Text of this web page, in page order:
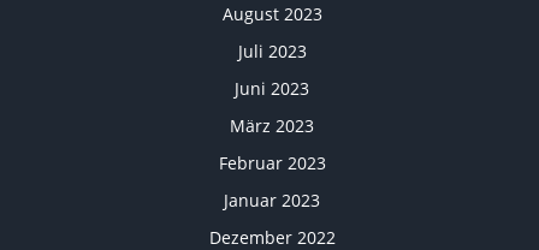
August 2023
Juli 2023
Juni 2023
März 2023
Februar 2023
Januar 2023
Dezember 2022